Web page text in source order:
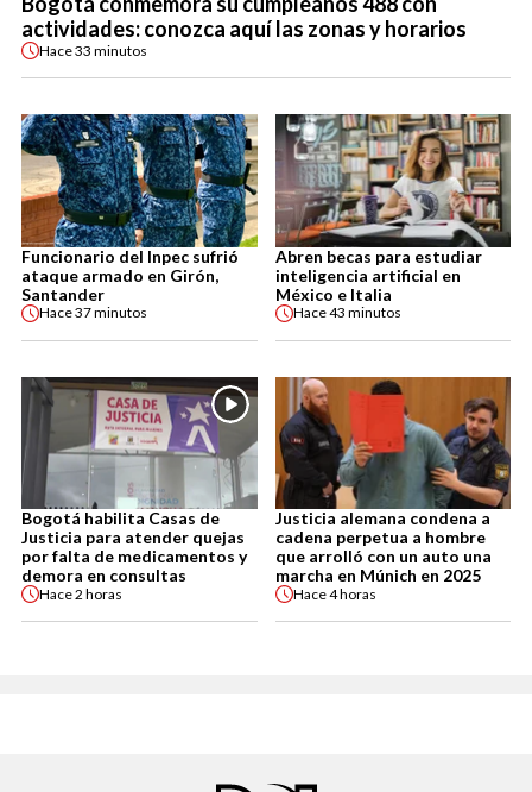
actividades: conozca aquí las zonas y horarios
Hace33 minutos
Funcionario del Inpec sufrió
ataque armado en Girón,
Santander
Hace37 minutos
Abren becas para estudiar
inteligencia artificial en
México e Italia
Hace43 minutos
Bogotá habilita Casas de
Justicia para atender quejas
por falta de medicamentos y
demora en consultas
Hace2 horas
Justicia alemana condena a
cadena perpetua a hombre
que arrolló con un auto una
marcha en Múnich en 2025
Hace4 horas